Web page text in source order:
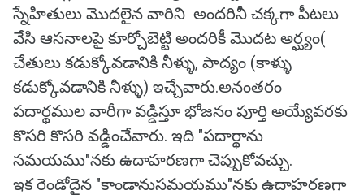
స్నేహితులు మొదలైన వారిని అందరినీ చక్కగా పీటలు
వేసి ఆసనాలపై కూర్చోబెట్టి అందరికీ మొదట అర్ఘ్యం(
చేతులు కడుక్కోవడానికి నీళ్ళు, పాద్యం (కాళ్ళు
కడుక్కోవడానికి నీళ్ళు) ఇచ్చేవారు.అనంతరం
పదార్థముల వారీగా వడ్డిస్తూ భోజనం పూర్తి అయ్యేవరకు
కొసరి కొసరి వడ్డించేవారు. ఇది "పదార్థాను
సమయము"నకు ఉదాహరణగా చెప్పుకోవచ్చు.
ఇక రెండోదైన "కాండానుసమయము"నకు ఉదాహరణగా